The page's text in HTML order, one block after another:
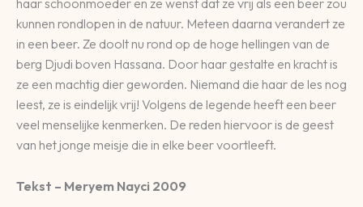
haar schoonmoeder en ze wenst dat ze vrij als een beer zou
kunnen rondlopen in de natuur. Meteen daarna verandert ze
in een beer. Ze doolt nu rond op de hoge hellingen van de
berg Djudi boven Hassana. Door haar gestalte en kracht is
ze een machtig dier geworden. Niemand die haar de les nog
leest, ze is eindelijk vrij! Volgens de legende heeft een beer
veel menselijke kenmerken. De reden hiervoor is de geest
van het jonge meisje die in elke beer voortleeft.
Tekst – Meryem Nayci 2009